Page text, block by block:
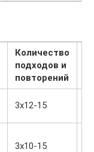
Количество
подходов и
повторений
3х12-15
3х10-15